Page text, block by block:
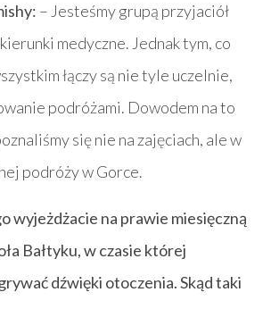
– Jesteśmy grupą przyjaciół
medyczne. Jednak tym, co
łączy są nie tyle uczelnie,
podróżami. Dowodem na to
się nie na zajęciach, ale w
podróży w Gorce.
wyjeżdżacie na prawie miesięczną
Bałtyku, w czasie której
dźwięki otoczenia. Skąd taki